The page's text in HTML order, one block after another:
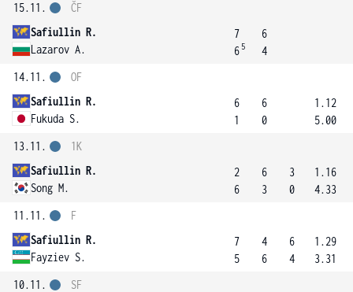
15.11.
Safiullin R.
Lazarov A.
ČF
7
6 5
6
4
14.11.
Safiullin R.
Fukuda S.
OF
6
1
6
0
1.12
5.00
13.11.
Safiullin R.
Song M.
1K
2
6
6
3
3
0
1.16
4.33
11.11.
Safiullin R.
Fayziev S.
F
7
5
4
6
6
4
1.29
3.31
10.11.
SF